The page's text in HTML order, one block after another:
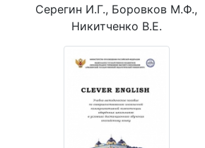
Серегин И.Г., Боровков М.Ф.,
Никитченко В.Е.